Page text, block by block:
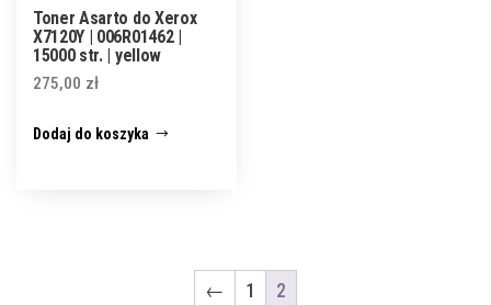
Toner Asarto do Xerox
X7120Y | 006R01462 |
15000 str. | yellow
275,00 zł
Dodaj do koszyka
← 1 2